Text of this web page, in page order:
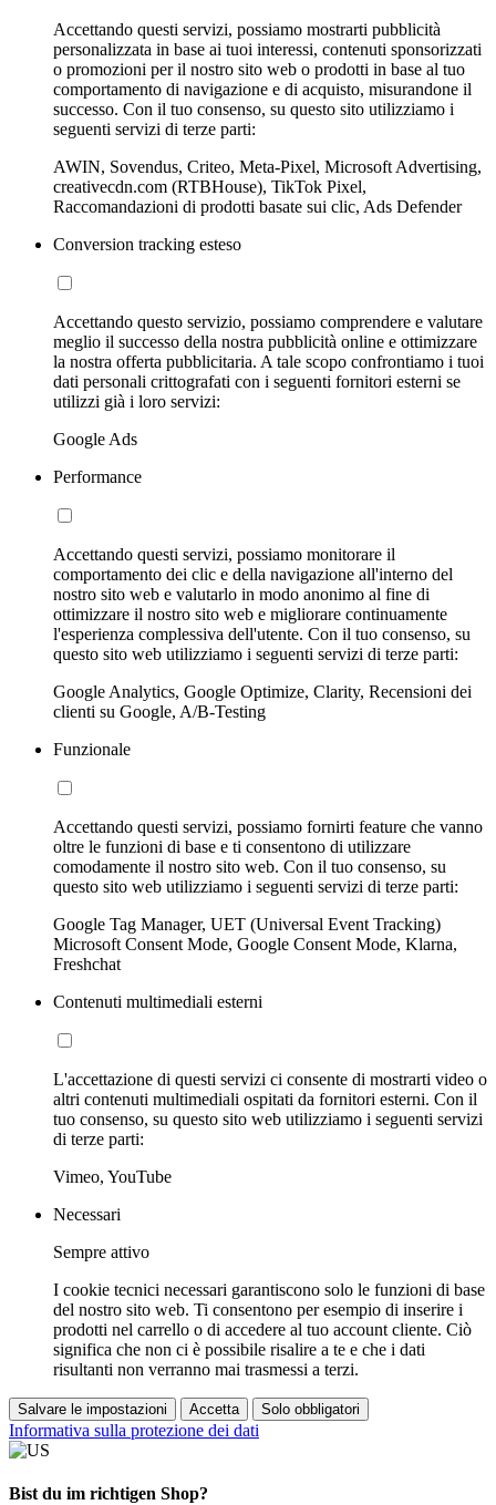
Accettando questi servizi, possiamo mostrarti pubblicità
personalizzata in base ai tuoi interessi, contenuti sponsorizzati
o promozioni per il nostro sito web o prodotti in base al tuo
comportamento di navigazione e di acquisto, misurandone il
successo. Con il tuo consenso, su questo sito utilizziamo i
seguenti servizi di terze parti:
AWIN, Sovendus, Criteo, Meta-Pixel, Microsoft Advertising,
creativecdn.com (RTBHouse), TikTok Pixel,
Raccomandazioni di prodotti basate sui clic, Ads Defender
Conversion tracking esteso
Accettando questo servizio, possiamo comprendere e valutare
meglio il successo della nostra pubblicità online e ottimizzare
la nostra offerta pubblicitaria. A tale scopo confrontiamo i tuoi
dati personali crittografati con i seguenti fornitori esterni se
utilizzi già i loro servizi:
Google Ads
Performance
Accettando questi servizi, possiamo monitorare il
comportamento dei clic e della navigazione all'interno del
nostro sito web e valutarlo in modo anonimo al fine di
ottimizzare il nostro sito web e migliorare continuamente
l'esperienza complessiva dell'utente. Con il tuo consenso, su
questo sito web utilizziamo i seguenti servizi di terze parti:
Google Analytics, Google Optimize, Clarity, Recensioni dei
clienti su Google, A/B-Testing
Funzionale
Accettando questi servizi, possiamo fornirti feature che vanno
oltre le funzioni di base e ti consentono di utilizzare
comodamente il nostro sito web. Con il tuo consenso, su
questo sito web utilizziamo i seguenti servizi di terze parti:
Google Tag Manager, UET (Universal Event Tracking)
Microsoft Consent Mode, Google Consent Mode, Klarna,
Freshchat
Contenuti multimediali esterni
L'accettazione di questi servizi ci consente di mostrarti video o
altri contenuti multimediali ospitati da fornitori esterni. Con il
tuo consenso, su questo sito web utilizziamo i seguenti servizi
di terze parti:
Vimeo, YouTube
Necessari
Sempre attivo
I cookie tecnici necessari garantiscono solo le funzioni di base
del nostro sito web. Ti consentono per esempio di inserire i
prodotti nel carrello o di accedere al tuo account cliente. Ciò
significa che non ci è possibile risalire a te e che i dati
risultanti non verranno mai trasmessi a terzi.
Salvare le impostazioni Accetta Solo obbligatori
Informativa sulla protezione dei dati
Bist du im richtigen Shop?